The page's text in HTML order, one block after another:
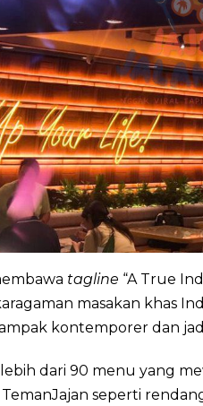
tagline “A True
masakan khas
kontemporer dan
dari 90 menu yang
seperti